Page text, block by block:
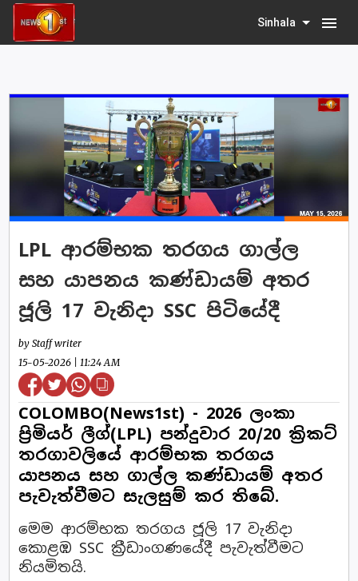
Sinhala menu
LPL ආරම්භක තරගය ගාල්ල
සහ යාපනය කණ්ඩායම් අතර
ජූලි 17 වැනිදා SSC පිටියේදී
by Staff writer
15-05-2026 | 11:24 AM
COLOMBO(News1st) - 2026 ලංකා
ප්‍රිමියර් ලීග්(LPL) පන්දුවාර 20/20 ක්‍රිකට්
තරගාවලියේ ආරම්භක තරගය
යාපනය සහ ගාල්ල කණ්ඩායම් අතර
පැවැත්වීමට සැලසුම් කර තිබේ.
මෙම ආරම්භක තරගය ජූලි 17 වැනිදා
කොළඹ SSC ක්‍රීඩාංගණයේදී පැවැත්වීමට
නියමිතයි.